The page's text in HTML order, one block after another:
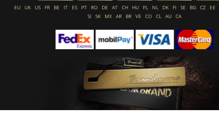
EU UK US FR BE IT ES PT RO DE AT CH HU PL NL DK FI SE BG CZ
EE
SI
SK MX AR BR VE CO CL AU CA